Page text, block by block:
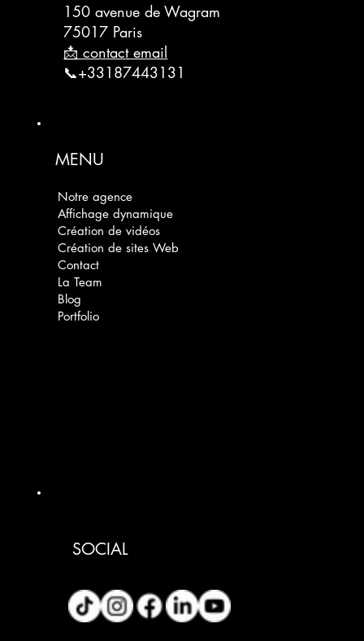
150 avenue de Wagram
75017 Paris
📩 contact email
📞+33187443131
MENU
Notre agence
Affichage dynamique
Création de vidéos
Création de sites Web
Contact
La Team
Blog
Portfolio
SOCIAL